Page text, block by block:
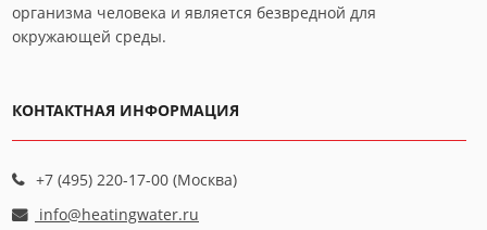
организма человека и является безвредной для
окружающей среды.
КОНТАКТНАЯ ИНФОРМАЦИЯ
+7 (495) 220-17-00 (Москва)
info@heatingwater.ru